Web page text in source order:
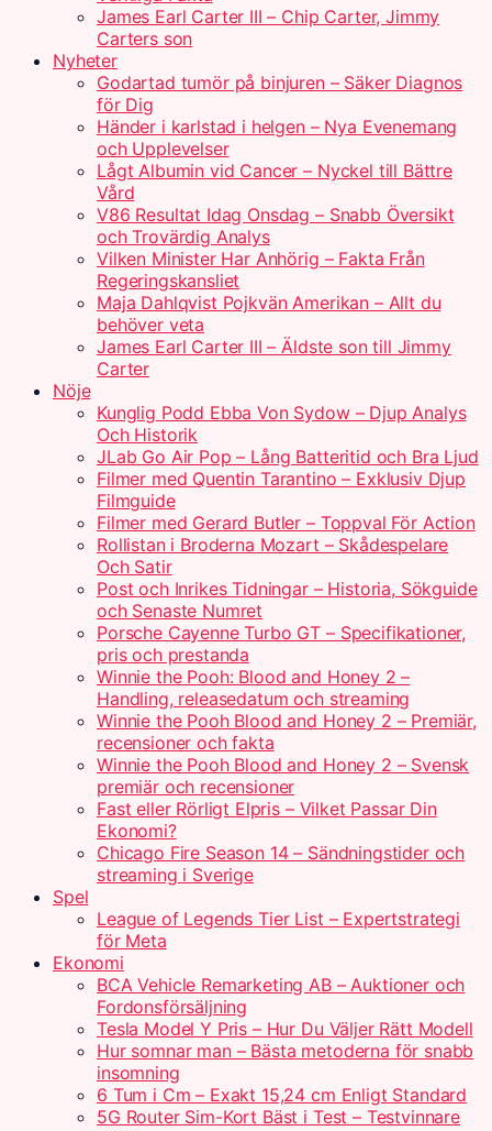
James Earl Carter III – Chip Carter, Jimmy
Carters son
Nyheter
Godartad tumör på binjuren – Säker Diagnos
för Dig
Händer i karlstad i helgen – Nya Evenemang
och Upplevelser
Lågt Albumin vid Cancer – Nyckel till Bättre
Vård
V86 Resultat Idag Onsdag – Snabb Översikt
och Trovärdig Analys
Vilken Minister Har Anhörig – Fakta Från
Regeringskansliet
Maja Dahlqvist Pojkvän Amerikan – Allt du
behöver veta
James Earl Carter III – Äldste son till Jimmy
Carter
Nöje
Kunglig Podd Ebba Von Sydow – Djup Analys
Och Historik
JLab Go Air Pop – Lång Batteritid och Bra Ljud
Filmer med Quentin Tarantino – Exklusiv Djup
Filmguide
Filmer med Gerard Butler – Toppval För Action
Rollistan i Broderna Mozart – Skådespelare
Och Satir
Post och Inrikes Tidningar – Historia, Sökguide
och Senaste Numret
Porsche Cayenne Turbo GT – Specifikationer,
pris och prestanda
Winnie the Pooh: Blood and Honey 2 –
Handling, releasedatum och streaming
Winnie the Pooh Blood and Honey 2 – Premiär,
recensioner och fakta
Winnie the Pooh Blood and Honey 2 – Svensk
premiär och recensioner
Fast eller Rörligt Elpris – Vilket Passar Din
Ekonomi?
Chicago Fire Season 14 – Sändningstider och
streaming i Sverige
Spel
League of Legends Tier List – Expertstrategi
för Meta
Ekonomi
BCA Vehicle Remarketing AB – Auktioner och
Fordonsförsäljning
Tesla Model Y Pris – Hur Du Väljer Rätt Modell
Hur somnar man – Bästa metoderna för snabb
insomning
6 Tum i Cm – Exakt 15,24 cm Enligt Standard
5G Router Sim-Kort Bäst i Test – Testvinnare